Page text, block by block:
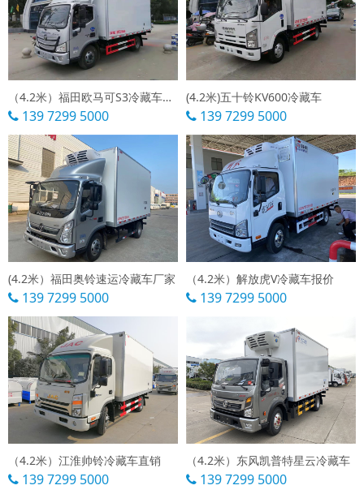
（4.2米）福田欧马可S3冷藏车价格
139 7299 5000
(4.2米)五十铃KV600冷藏车
139 7299 5000
(4.2米）福田奥铃速运冷藏车厂家
139 7299 5000
（4.2米）解放虎V冷藏车报价
139 7299 5000
（4.2米）江淮帅铃冷藏车直销
139 7299 5000
（4.2米）东风凯普特星云冷藏车
139 7299 5000